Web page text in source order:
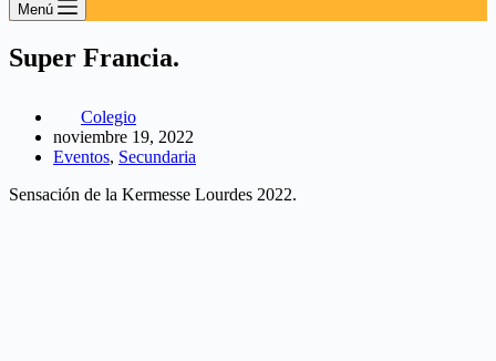
Menú
Super Francia.
Colegio
noviembre 19, 2022
Eventos, Secundaria
Sensación de la Kermesse Lourdes 2022.